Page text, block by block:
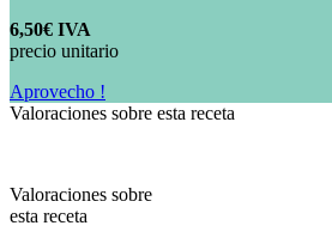
6,50€ IVA
precio unitario
Aprovecho !
Valoraciones sobre esta receta
Valoraciones sobre
esta receta